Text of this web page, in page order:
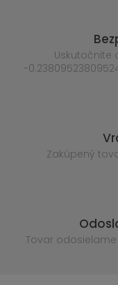
Uskutočnite
-
Zakúpený
Tovar